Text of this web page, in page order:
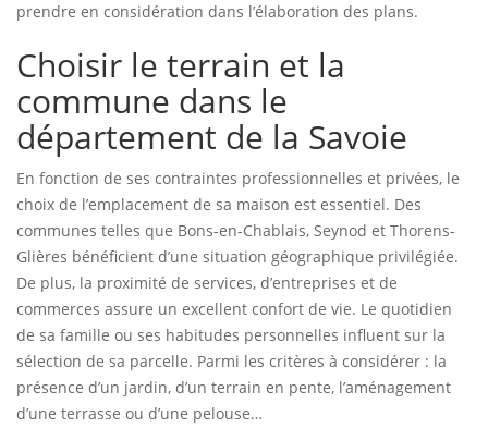
prendre en considération dans l’élaboration des plans.
Choisir le terrain et la
commune dans le
département de la Savoie
En fonction de ses contraintes professionnelles et privées, le
choix de l’emplacement de sa maison est essentiel. Des
communes telles que Bons-en-Chablais, Seynod et Thorens-
Glières bénéficient d’une situation géographique privilégiée.
De plus, la proximité de services, d’entreprises et de
commerces assure un excellent confort de vie. Le quotidien
de sa famille ou ses habitudes personnelles influent sur la
sélection de sa parcelle. Parmi les critères à considérer : la
présence d’un jardin, d’un terrain en pente, l’aménagement
d’une terrasse ou d’une pelouse…